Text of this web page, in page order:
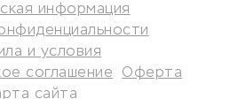
информация
и условия
соглашение
Оферта
сайта